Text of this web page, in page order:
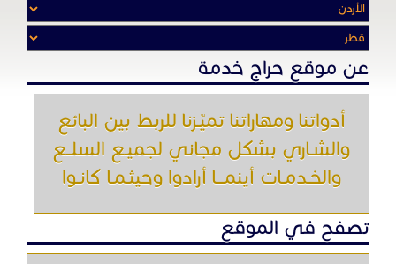
تصفح في الموقع
الرئيسية
باقات الإعلانات
شروط الاستخدام
اتصل بنا